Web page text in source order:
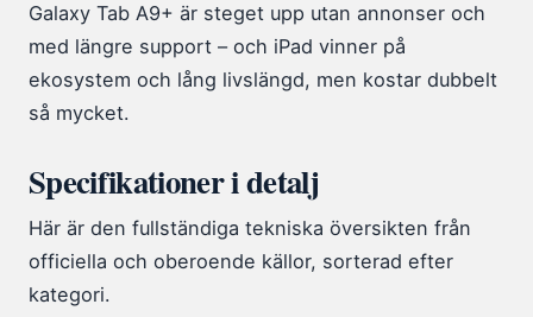
Galaxy Tab A9+ är steget upp utan annonser och
med längre support – och iPad vinner på
ekosystem och lång livslängd, men kostar dubbelt
så mycket.
Specifikationer i detalj
Här är den fullständiga tekniska översikten från
officiella och oberoende källor, sorterad efter
kategori.